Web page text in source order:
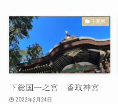
千葉県
下総国一之宮 香取神宮
2022年2月24日